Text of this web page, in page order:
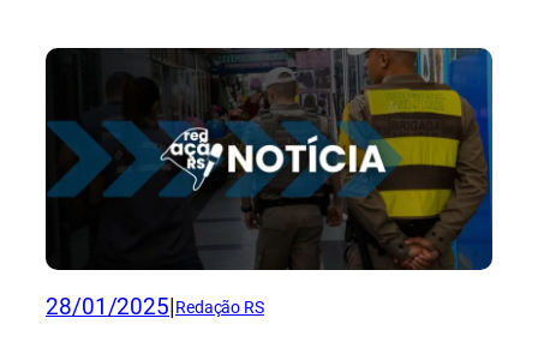
28/01/2025 Redação RS